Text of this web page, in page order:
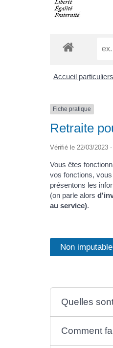
Accueil particuliers
Fiche pratique
Retraite
Vérifié le 22/03/2023
Vous êtes
vos fonctions,
présentons les
(on parle alors
au service).
Non
Quelles
Comment